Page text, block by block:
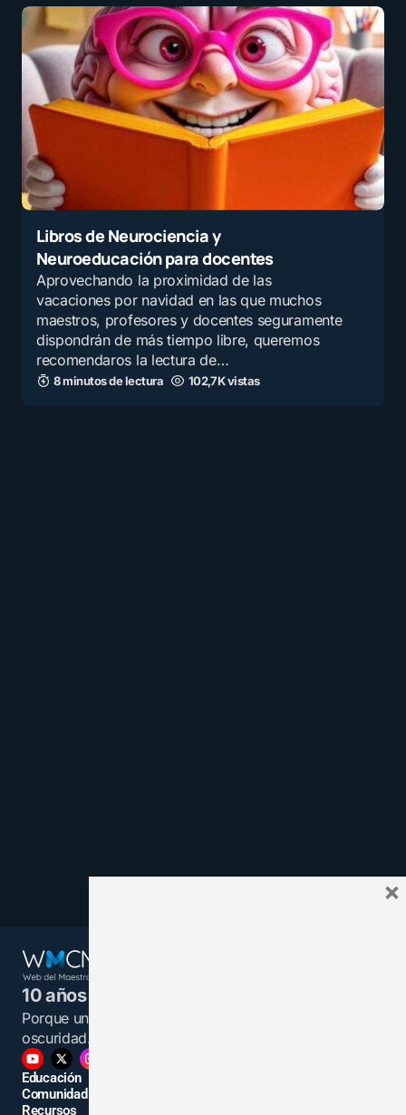
Libros de Neurociencia y
Neuroeducación para docentes
Aprovechando la proximidad de las
vacaciones por navidad en las que muchos
maestros, profesores y docentes seguramente
dispondrán de más tiempo libre, queremos
recomendaros la lectura de…
8 minutos de lectura 102,7K vistas
10 años juntos y más unidos.
Porque un maestro informado es una luz en la
oscuridad.
Educación
Comunidad
Recursos
×